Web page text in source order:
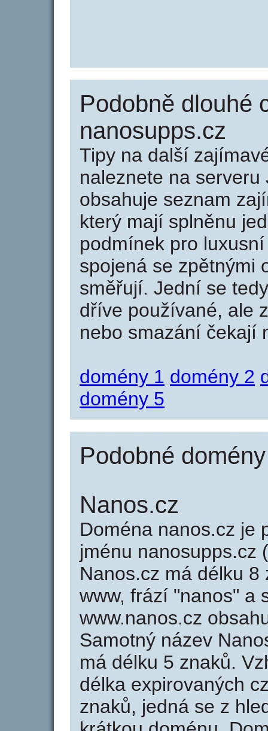
Podobně dlouhé
nanosupps.cz
Tipy na další
naleznete na serveru
obsahuje seznam
který mají splněnu
podmínek pro
spojená se zpětnými
směřují. Jední se
dříve používané, ale
nebo smazání čekají
domény 1 domény 2
domény 5
Podobné
Nanos.cz
Doména nanos.cz je
jménu nanosupps.cz
Nanos.cz má délku
www, frází "nanos" a
www.nanos.cz
Samotný název
má délku 5 znaků.
délka expirovaných
znaků, jedná se z